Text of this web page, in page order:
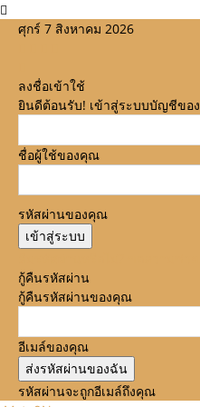
ศุกร์ 7 สิงหาคม 2026
ลงชื่อเข้าใช้
ยินดีต้อนรับ! เข้าสู่ระบบบัญชีขอ
ชื่อผู้ใช้ของคุณ
รหัสผ่านของคุณ
กู้คืนรหัสผ่าน
กู้คืนรหัสผ่านของคุณ
อีเมล์ของคุณ
รหัสผ่านจะถูกอีเมล์ถึงคุณ